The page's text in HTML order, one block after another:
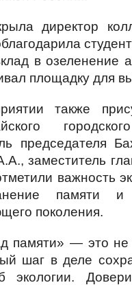
директор
в озеленение
площадку для
также
председателя
заместитель
важность
памяти и
поколения.
памяти» — это не
шаг в деле
экологии.